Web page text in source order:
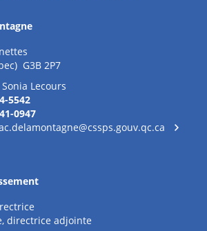
G3B 2P7
Lecours
5542
0947
directrice adjointe